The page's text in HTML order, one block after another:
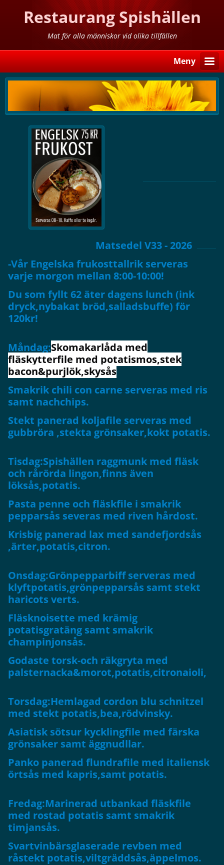
Restaurang Spishällen
Mat för alla människor vid olika tillfällen
Meny
Matsedel V33 - 2026
-Vår Engelska frukosttallrik serveras
varje morgon mellan 8:00-10:00!
Du som fyllt 62 äter dagens lunch (ink
dryck,nybakat bröd,salladsbuffe) för
120kr!
Måndag:Skomakarlåda med
fläskytterfile med potatismos,stek
bacon&purjlök,skysås
Smakrik chili con carne serveras med ris
samt nachchips.
Stekt panerad koljafile serveras med
gubbröra ,stekta grönsaker,kokt potatis.
Tisdag:Spishällen raggmunk med fläsk
och rårörda lingon,finns även
löksås,potatis.
Pasta penne och fläskfile i smakrik
pepparsås severas med riven hårdost.
Krisbig panerad lax med sandefjordsås
,ärter,potatis,citron.
Onsdag:Grönpepparbiff serveras med
klyftpotatis,grönpepparsås samt stekt
haricots verts.
Fläsknoisette med krämig
potatisgratäng samt smakrik
champinjonsås.
Godaste torsk-och räkgryta med
palsternacka&morot,potatis,citronaioli,
Torsdag:Hemlagad cordon blu schnitzel
med stekt potatis,bea,rödvinsky.
Asiatisk sötsur kycklingfile med färska
grönsaker samt äggnudllar.
Panko panerad flundrafile med italiensk
örtsås med kapris,samt potatis.
Fredag:Marinerad utbankad fläskfile
med rostad potatis samt smakrik
timjansås.
Svartvinbärsglaserade revben med
råstekt potatis,viltgräddsås,äppelmos.